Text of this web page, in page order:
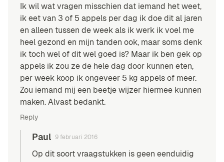
Ik wil wat vragen misschien dat iemand het weet,
ik eet van 3 of 5 appels per dag ik doe dit al jaren
en alleen tussen de week als ik werk ik voel me
heel gezond en mijn tanden ook, maar soms denk
ik toch wel of dit wel goed is? Maar ik ben gek op
appels ik zou ze de hele dag door kunnen eten,
per week koop ik ongeveer 5 kg appels of meer.
Zou iemand mij een beetje wijzer hiermee kunnen
maken. Alvast bedankt.
Reply
Paul 9 februari 2016
Op dit soort vraagstukken is geen eenduidig